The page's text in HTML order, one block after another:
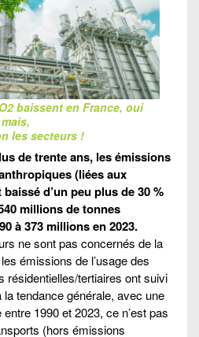
baissent en France, oui
mais,
les secteurs !
de trente ans, les émissions
(liées aux
d’un peu plus de 30 %
millions de tonnes
à 373 millions en 2023.
ne sont pas concernés de la
émissions de l’usage des
résidentielles/tertiaires ont suivi
tendance générale, avec une
1990 et 2023, ce n’est pas
(hors émissions